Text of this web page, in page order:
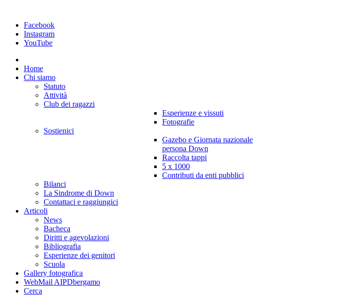
Facebook
Instagram
YouTube
Home
Chi siamo
Statuto
Attività
Club dei ragazzi
Esperienze e vissuti
Fotografie
Sostienici
Gazebo e Giornata nazionale
persona Down
Raccolta tappi
5 x 1000
Contributi da enti pubblici
Bilanci
La Sindrome di Down
Contattaci e raggiungici
Articoli
News
Bacheca
Diritti e agevolazioni
Bibliografia
Esperienze dei genitori
Scuola
Gallery fotografica
WebMail AIPDbergamo
Cerca